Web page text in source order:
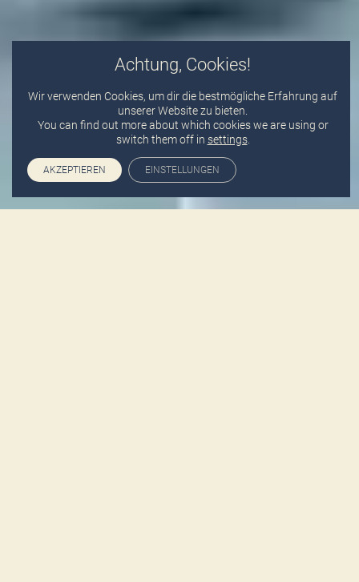
Achtung, Cookies!
Wir verwenden Cookies, um dir die bestmögliche Erfahrung auf
unserer Website zu bieten.
You can find out more about which cookies we are using or
switch them off in settings.
AKZEPTIEREN EINSTELLUNGEN